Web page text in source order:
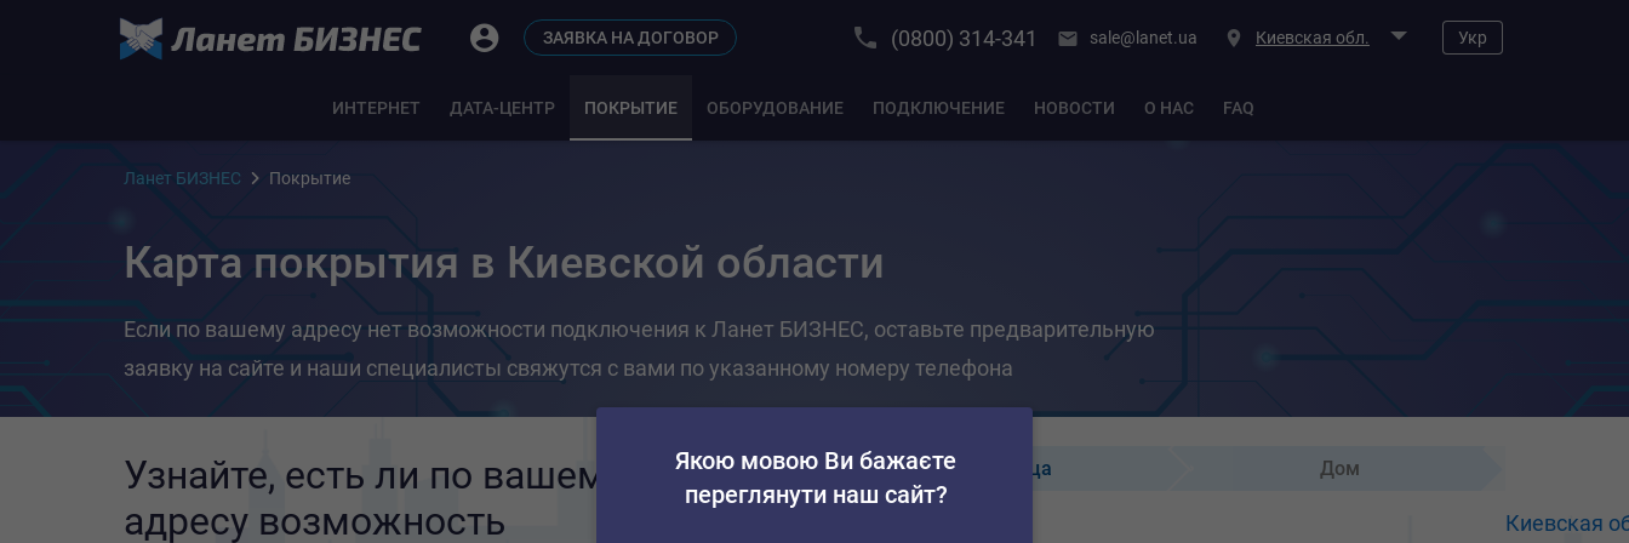
Якою мовою Ви бажаєте
переглянути наш сайт?
ЗАЯВКА НА ДОГОВОР (0800) 314-341 sale@lanet.ua Киевская обл. Укр
ИНТЕРНЕТ ДАТА-ЦЕНТР ПОКРЫТИЕ ОБОРУДОВАНИЕ ПОДКЛЮЧЕНИЕ НОВОСТИ О НАС FAQ
Ланет БИЗНЕС Покрытие
Карта покрытия в Киевской области
Если по вашему адресу нет возможности подключения к Ланет БИЗНЕС, оставьте предварительную
заявку на сайте и наши специалисты свяжутся с вами по указанному номеру телефона
Узнайте, есть ли по вашему
адресу возможность
Улица Дом
Киевская